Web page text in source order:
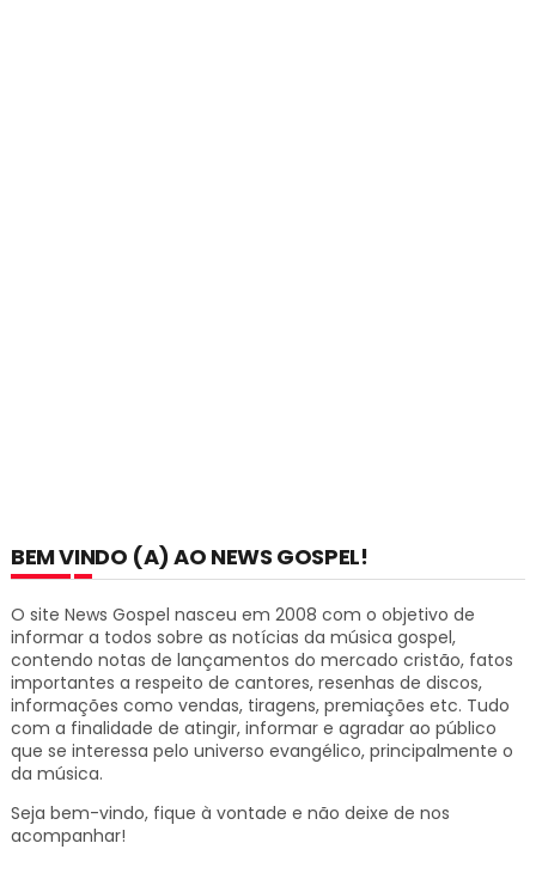
BEM VINDO (A) AO NEWS GOSPEL!
O site News Gospel nasceu em 2008 com o objetivo de
informar a todos sobre as notícias da música gospel,
contendo notas de lançamentos do mercado cristão, fatos
importantes a respeito de cantores, resenhas de discos,
informações como vendas, tiragens, premiações etc. Tudo
com a finalidade de atingir, informar e agradar ao público
que se interessa pelo universo evangélico, principalmente o
da música.
Seja bem-vindo, fique à vontade e não deixe de nos
acompanhar!